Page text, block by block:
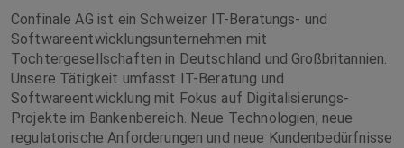
Confinale AG ist ein Schweizer IT-Beratungs- und
Softwareentwicklungsunternehmen mit
Tochtergesellschaften in Deutschland und Großbritannien.
Unsere Tätigkeit umfasst IT-Beratung und
Softwareentwicklung mit Fokus auf Digitalisierungs-
Projekte im Bankenbereich. Neue Technologien, neue
regulatorische Anforderungen und neue Kundenbedürfnisse